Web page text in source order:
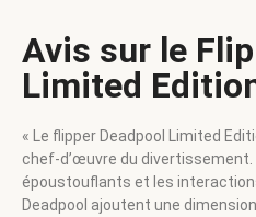
Avis sur le
Limited
« Le flipper Deadpool Limited
chef-d’œuvre du
époustouflants et les
Deadpool ajoutent une